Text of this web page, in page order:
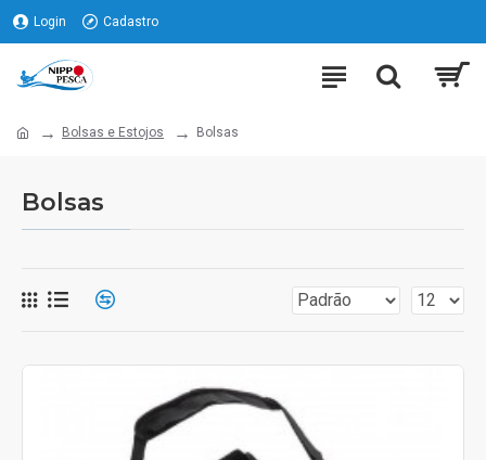
Login Cadastro
Bolsas e Estojos Bolsas
Bolsas